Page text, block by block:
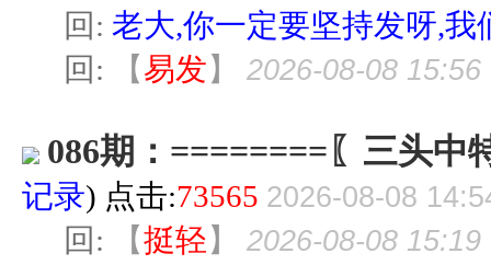
回: 老大,你一定要坚持发呀,我
回:
【易发】 2026-08-08 15:56
086期：========〖三头中
记录) 点击:73565 2026-08-08
回: 【挺轻】 2026-08-08 15:19